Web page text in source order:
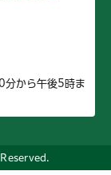
分から午後5時ま